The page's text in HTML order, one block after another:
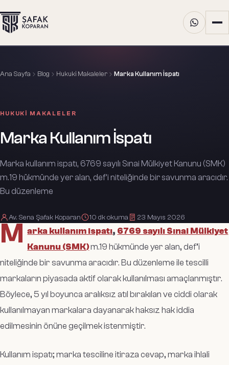
Ana Sayfa Blog Hukuki Makaleler Marka Kullanım İspatı
HUKUKI MAKALELER
Marka Kullanım İspatı
Marka kullanım ispatı, 6769 sayılı Sınai Mülkiyet Kanunu (SMK)
m.19 hükmünde yer alan, def’i niteliğinde bir savunma aracıdır.
Bu düzenleme
Av. Sena Şafak Koparan 10 dk okuma 23 Mayıs 2026
M arka kullanım ispatı, 6769 sayılı Sınai Mülkiyet
Kanunu (SMK)m.19 hükmünde yer alan, def’i
niteliğinde bir savunma aracıdır. Bu düzenleme ile tescilli
markaların piyasada aktif olarak kullanılması amaçlanmıştır.
Böylece, 5 yıl boyunca aralıksız atıl bırakılan ve ciddi olarak
kullanılmayan markalara dayanarak haksız hak iddia
edilmesinin önüne geçilmek istenmiştir.
Kullanım ispatı; marka tesciline itiraza cevap, marka ihlali